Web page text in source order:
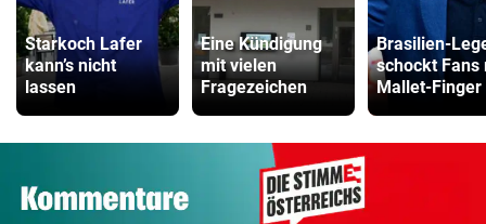
Starkoch Lafer
kann’s nicht
lassen
Eine Kündigung
mit vielen
Fragezeichen
Brasilien-
schockt Fans
Mallet-Finger